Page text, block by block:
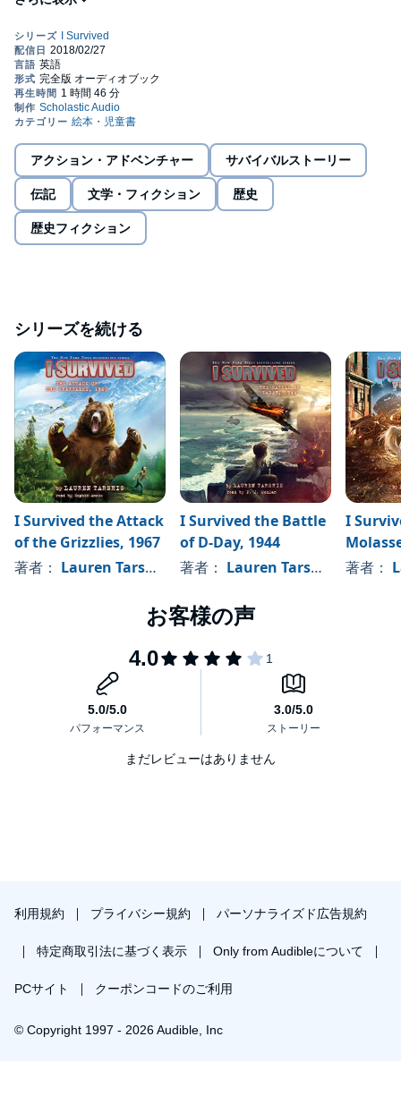
deadliest blizzards in American history. The storm of 1888 was a
without warning. Within hours, America's prairie would be buried
under ten feet of snow. Hundreds would be dead, thousands
terrified and lost and freezing.
John never wanted to move to the wide-open prairie. He's a city
kid, not a tough pioneer! But his inner strength is seriously tested
when he finds himself trapped in the blinding snow, the wind like a
giant crushing hammer, pounding him over and over again. Will
John ever find his way home?
©2018 Lauren Tarshis (P)2018 Scholastic Inc.
アクション・アドベンチャー
サバイバルストーリー
伝記 文学・フィクション 歴史
歴史フィクション
シリーズを続ける
I Survived the Attack
of the Grizzlies, 1967
著者： Lauren Tarshis
I Survived the Battle
of D-Day, 1944
著者： Lauren Tarshis
I
(I
著者：
まだレビューはありません
利用規約 プライバシー規約 パーソナライズド広告規約
特定商取引法に基づく表示 Only from Audibleについて
PCサイト クーポンコードのご利用
© Copyright 1997 - 2026 Audible, Inc